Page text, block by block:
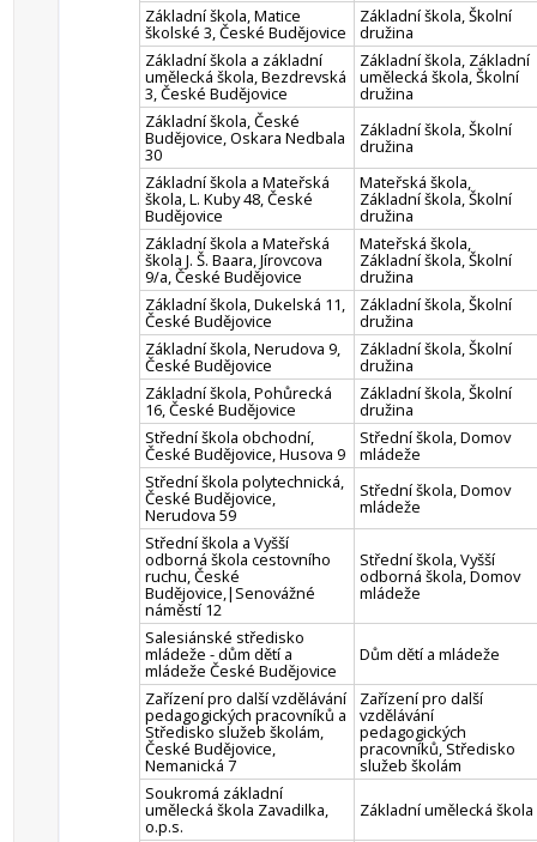
Základní škola, Matice
školské 3, České Budějovice
Základní škola, Školní
družina
Základní škola a základní
umělecká škola, Bezdrevská
3, České Budějovice
Základní škola, Základní
umělecká škola, Školní
družina
Základní škola, České
Budějovice, Oskara Nedbala
30
Základní škola, Školní
družina
Základní škola a Mateřská
škola, L. Kuby 48, České
Budějovice
Mateřská škola,
Základní škola, Školní
družina
Základní škola a Mateřská
škola J. Š. Baara, Jírovcova
9/a, České Budějovice
Mateřská škola,
Základní škola, Školní
družina
Základní škola, Dukelská 11,
České Budějovice
Základní škola, Školní
družina
Základní škola, Nerudova 9,
České Budějovice
Základní škola, Školní
družina
Základní škola, Pohůrecká
16, České Budějovice
Základní škola, Školní
družina
Střední škola obchodní,
České Budějovice, Husova 9
Střední škola, Domov
mládeže
Střední škola polytechnická,
České Budějovice,
Nerudova 59
Střední škola, Domov
mládeže
Střední škola a Vyšší
odborná škola cestovního
ruchu, České
Budějovice,|Senovážné
náměstí 12
Střední škola, Vyšší
odborná škola, Domov
mládeže
Salesiánské středisko
mládeže - dům dětí a
mládeže České Budějovice
Dům dětí a mládeže
Zařízení pro další vzdělávání
pedagogických pracovníků a
Středisko služeb školám,
České Budějovice,
Nemanická 7
Zařízení pro další
vzdělávání
pedagogických
pracovníků, Středisko
služeb školám
Soukromá základní
umělecká škola Zavadilka,
o.p.s.
Základní umělecká škola